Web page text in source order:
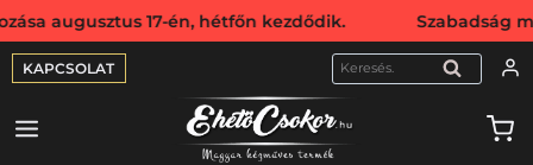
17-én, hétfőn kezdődik. Szabadság miatt
KAPCSOLAT KERESÉS